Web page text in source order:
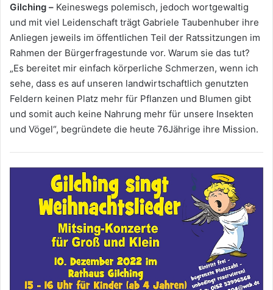
Gilching – Keineswegs polemisch, jedoch wortgewaltig
und mit viel Leidenschaft trägt Gabriele Taubenhuber ihre
Anliegen jeweils im öffentlichen Teil der Ratssitzungen im
Rahmen der Bürgerfragestunde vor. Warum sie das tut?
„Es bereitet mir einfach körperliche Schmerzen, wenn ich
sehe, dass es auf unseren landwirtschaftlich genutzten
Feldern keinen Platz mehr für Pflanzen und Blumen gibt
und somit auch keine Nahrung mehr für unsere Insekten
und Vögel“, begründete die heute 76Jährige ihre Mission.